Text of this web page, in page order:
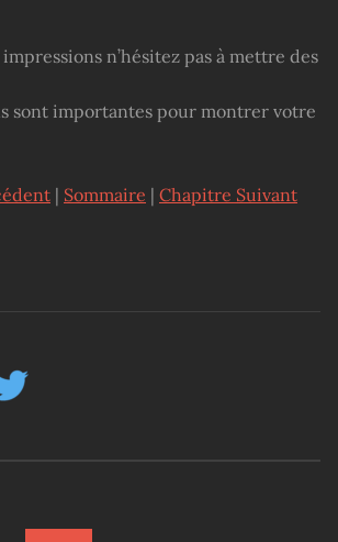
n’hésitez pas à mettre des
sont importantes pour montrer votre
| Sommaire | Chapitre Suivant